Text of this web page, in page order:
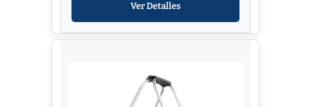
Ver Detalles